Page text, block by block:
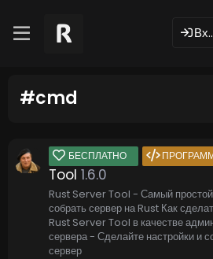
Вход
#cmd
БЕСПЛАТНО
Tool 1.6.0
Rust Server Tool - Самый
собрать сервер на Rust Как
Rust Server Tool в качестве
сервера - Сделайте настройки и
сервер